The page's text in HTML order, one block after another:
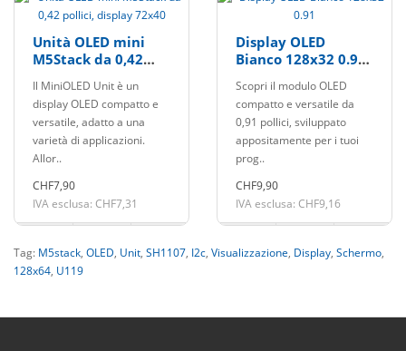
Unità OLED mini
M5Stack da 0,42
72x40
Il MiniOLED Unit è un
display OLED compatto e
versatile, adatto a una
varietà di applicazioni.
Allor..
CHF7,90
IVA esclusa: CHF7,31
Display OLED
Bianco 128x32 0.91"
Scopri il modulo OLED
compatto e versatile da
0,91 pollici, sviluppato
appositamente per i tuoi
prog..
CHF9,90
IVA esclusa: CHF9,16
Tag: M5stack, OLED, Unit, SH1107, I2c, Visualizzazione, Display, Schermo,
128x64, U119